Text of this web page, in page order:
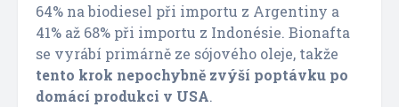
64% na biodiesel při importu z Argentiny a
41% až 68% při importu z Indonésie. Bionafta
se vyrábí primárně ze sójového oleje, takže
tento krok nepochybně zvýší poptávku po
domácí produkci v USA.